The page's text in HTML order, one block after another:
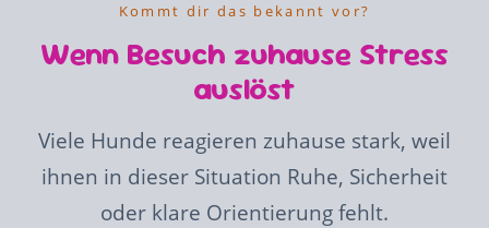
Kommt dir das bekannt vor?
Wenn Besuch zuhause Stress
auslöst
Viele Hunde reagieren zuhause stark, weil
ihnen in dieser Situation Ruhe, Sicherheit
oder klare Orientierung fehlt.